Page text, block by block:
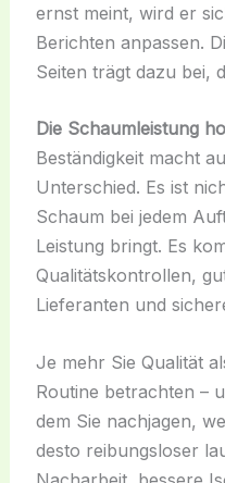
ernst meint, wird er
Berichten anpassen.
Seiten trägt dazu bei,
Die Schaumleistung
Beständigkeit macht
Unterschied. Es ist
Schaum bei jedem
Leistung bringt. Es
Qualitätskontrollen,
Lieferanten und
Je mehr Sie Qualität
Routine betrachten –
dem Sie nachjagen,
desto reibungsloser